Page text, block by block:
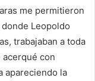
me permitieron
Leopoldo
trabajaban a toda
con
apareciendo la